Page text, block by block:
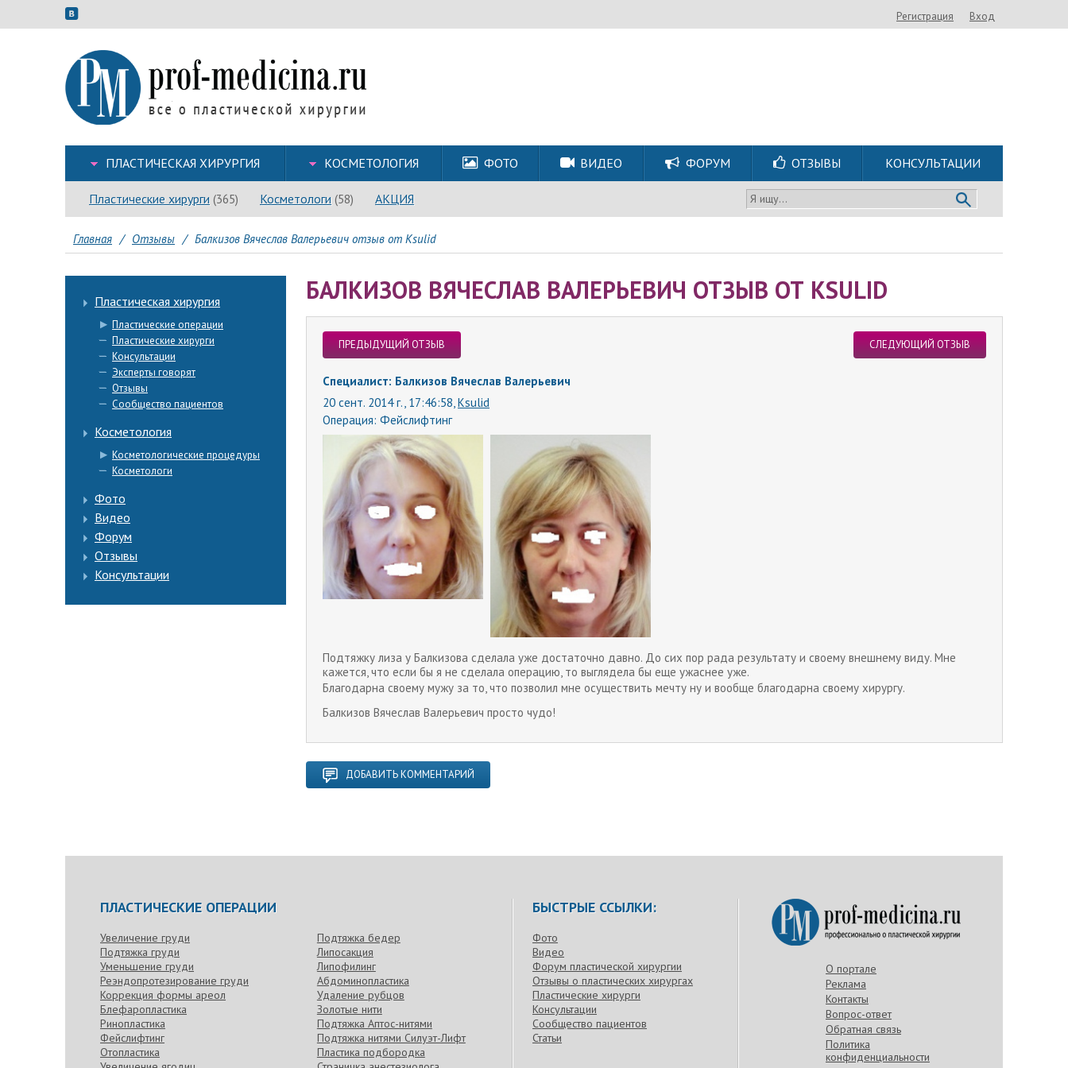
Регистрация Вход
ПЛАСТИЧЕСКАЯ ХИРУРГИЯ КОСМЕТОЛОГИЯ ФОТО ВИДЕО ФОРУМ ОТЗЫВЫ КОНСУЛЬТАЦИИ
Пластические хирурги (365) Косметологи (58) АКЦИЯ Я ищу...
Главная / Отзывы / Балкизов Вячеслав Валерьевич отзыв от Ksulid
Пластическая хирургия
Пластические операции
Пластические хирурги
Консультации
Эксперты говорят
Отзывы
Сообщество пациентов
Косметология
Косметологические процедуры
Косметологи
Фото
Видео
Форум
Отзывы
Консультации
БАЛКИЗОВ ВЯЧЕСЛАВ ВАЛЕРЬЕВИЧ ОТЗЫВ ОТ KSULID
ПРЕДЫДУЩИЙ ОТЗЫВ СЛЕДУЮЩИЙ ОТЗЫВ
Специалист: Балкизов Вячеслав Валерьевич
20 сент. 2014 г., 17:46:58, Ksulid
Операция: Фейслифтинг
Подтяжку лиза у Балкизова сделала уже достаточно давно. До сих пор рада результату и своему внешнему виду. Мне
кажется, что если бы я не сделала операцию, то выглядела бы еще ужаснее уже.
Благодарна своему мужу за то, что позволил мне осуществить мечту ну и вообще благодарна своему хирургу.
Балкизов Вячеслав Валерьевич просто чудо!
ДОБАВИТЬ КОММЕНТАРИЙ
ПЛАСТИЧЕСКИЕ ОПЕРАЦИИ
Увеличение груди
Подтяжка груди
Уменьшение груди
Реэндопротезирование груди
Коррекция формы ареол
Блефаропластика
Ринопластика
Фейслифтинг
Отопластика
Подтяжка бедер
Липосакция
Липофилинг
Абдоминопластика
Удаление рубцов
Золотые нити
Подтяжка Аптос-нитями
Подтяжка нитями Силуэт-Лифт
Пластика подбородка
БЫСТРЫЕ ССЫЛКИ:
Фото
Видео
Форум пластической хирургии
Отзывы о пластических хирургах
Пластические хирурги
Консультации
Сообщество пациентов
Статьи
О портале
Реклама
Контакты
Вопрос-ответ
Обратная связь
Политика
конфиденциальности